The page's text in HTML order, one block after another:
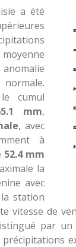
a été
cumul
mm,
, avec
à
52.4 mm
la
avec
station
vitesse de
par